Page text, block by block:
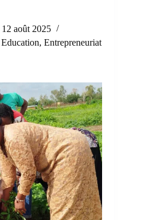
12 août 2025
Education, Entrepreneuriat